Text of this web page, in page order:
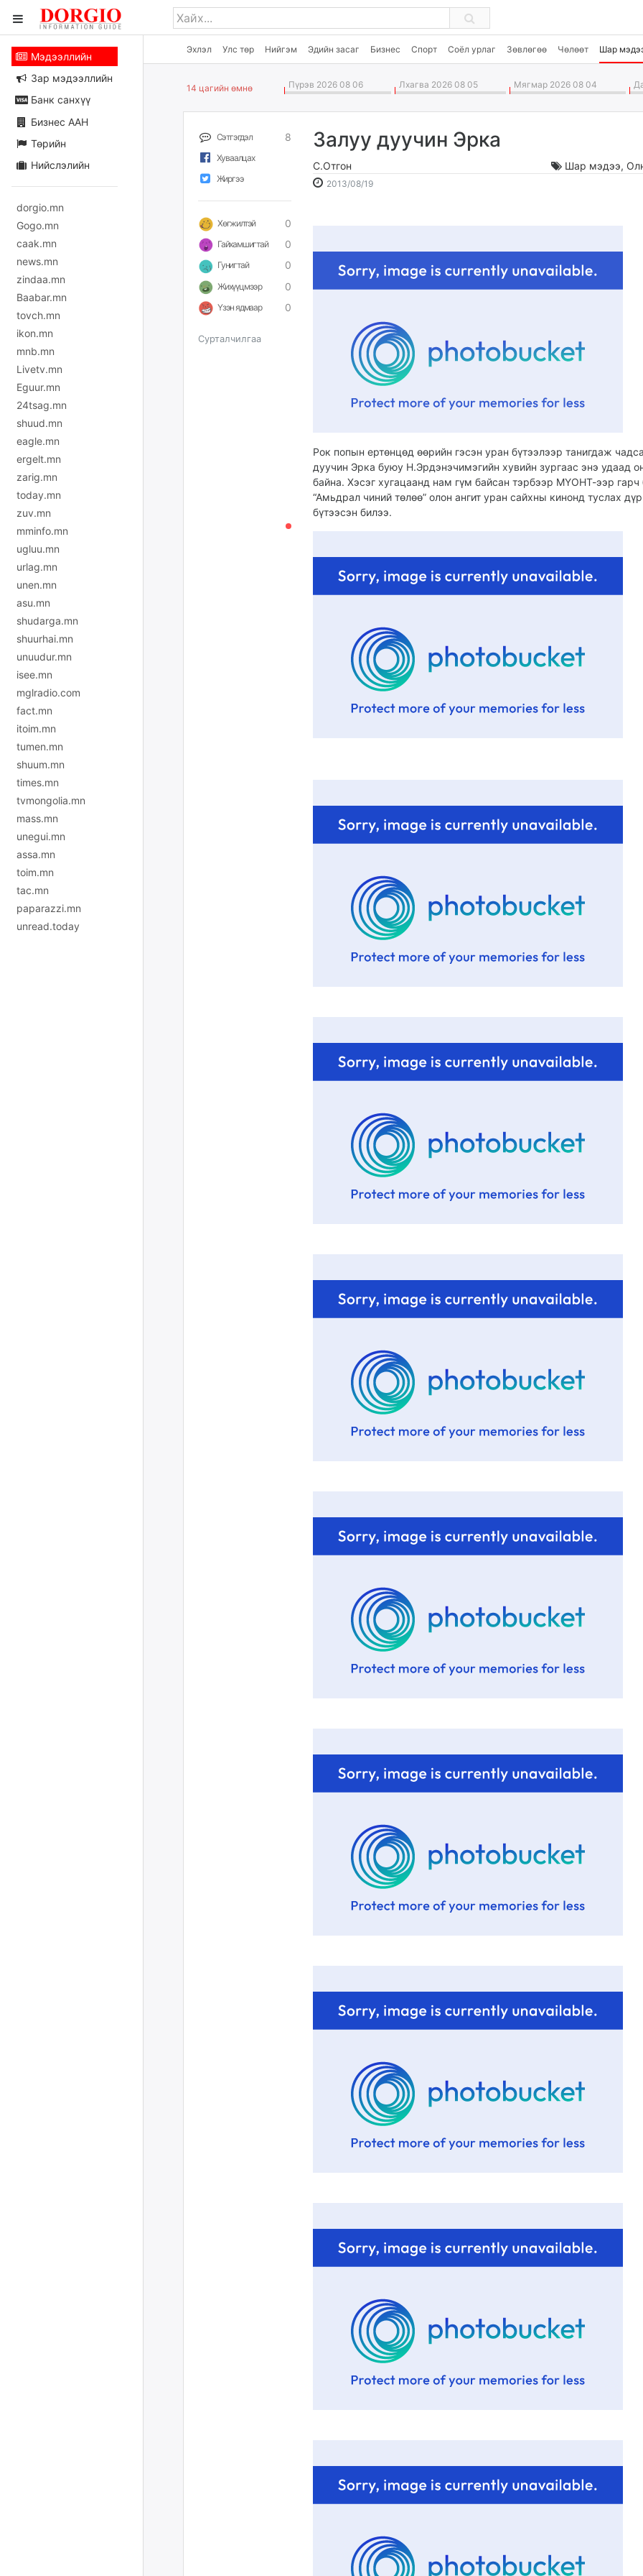
Эхлэл Улс төр Нийгэм Эдийн засаг Бизнес Спорт Соёл урлаг Зөвлөгөө Чөлөөт Шар
Мэдээллийн
Зар мэдээллийн
Банк санхүү
Бизнес ААН
Төрийн
Нийслэлийн
dorgio.mn
Gogo.mn
caak.mn
news.mn
zindaa.mn
Baabar.mn
tovch.mn
ikon.mn
mnb.mn
Livetv.mn
Eguur.mn
24tsag.mn
shuud.mn
eagle.mn
ergelt.mn
zarig.mn
today.mn
zuv.mn
mminfo.mn
ugluu.mn
urlag.mn
unen.mn
asu.mn
shudarga.mn
shuurhai.mn
unuudur.mn
isee.mn
mglradio.com
fact.mn
itoim.mn
tumen.mn
shuum.mn
times.mn
tvmongolia.mn
mass.mn
unegui.mn
assa.mn
toim.mn
tac.mn
paparazzi.mn
unread.today
14 цагийн өмнө Пүрэв 2026 08 06 Лхагва 2026 08 05 Мягмар 2026 08 04
Сэтгэгдэл 8
Хуваалцах
Жиргээ
Хөгжилтэй 0
Гайхамшигтай 0
Гунигтай 0
Жихүүцмээр 0
Үзэн ядмаар 0
Сурталчилгаа
Залуу дуучин Эрка
С.Отгон Шар мэдээ,
2013/08/192013-
2026-
Рок попын ертөнцөд өөрийн гэсэн уран бүтээлээр танигдаж
дуучин Эрка буюу Н.Эрдэнэчимэгийн хувийн зургаас энэ удаад
байна. Хэсэг хугацаанд нам гүм байсан тэрбээр МҮОНТ-ээр гарч
“Амьдрал чиний төлөө” олон ангит уран сайхны кинонд туслах дүр
бүтээсэн билээ.